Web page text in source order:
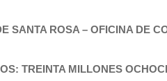
SANTA ROSA – OFICINA DE
TREINTA MILLONES